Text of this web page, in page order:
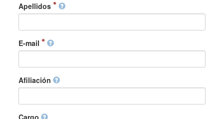
Apellidos
E-mail
Afiliación
Cargo